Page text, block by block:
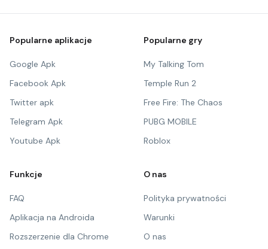
Popularne aplikacje
Google Apk
Facebook Apk
Twitter apk
Telegram Apk
Youtube Apk
Popularne gry
My Talking Tom
Temple Run 2
Free Fire: The Chaos
PUBG MOBILE
Roblox
Funkcje
FAQ
Aplikacja na Androida
Rozszerzenie dla Chrome
O nas
Polityka prywatności
Warunki
O nas